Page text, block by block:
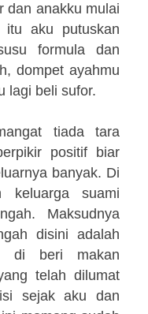
dan anakku mulai
itu aku putuskan
formula dan
dompet ayahmu
lagi beli sufor.
tiada tara
positif biar
banyak. Di
keluarga suami
Maksudnya
disini adalah
di beri makan
telah dilumat
sejak aku dan